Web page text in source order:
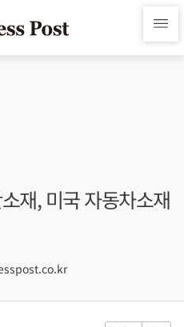
재, 미국 자동차소재